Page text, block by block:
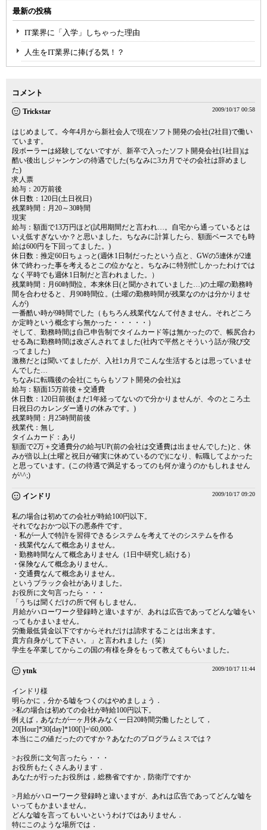
最新の投稿
IT業界に「入学」しちゃった理由
人生をIT業界に捧げる気！？
コメント
Trickstar 2009/10/17 00:58
はじめまして。今年4月から新社会人で現在ソフト開発の会社(2社目)で働い
ています。
段ボーラーは経験してないですが、新卒で入ったソフト開発会社(1社目)は
酷い後出しジャンケンの待遇でした(ちなみに3カ月でその会社は辞めまし
た)
求人票
給与：20万前後
休日数：120日(土日祝日)
残業時間：月20～30時間
現実
給与：額面で13万円ほど(試用期間だと言われ…。自宅から通っているとは
いえ低すぎないか？と思いました。ちなみに計算したら、額面ベースでも時
給は600円を下回ってました。)
休日数：推定60日ちょっと(週休1日制だったという点と、GWの5連休が2連
休で終わった事を考えるとこの位かなと。ちなみに特別忙しかったわけでは
なく平時でも週休1日制だと言われました。）
残業時間：月60時間位。本来休日(と聞かされていました…)の土曜の勤務時
間を合わせると、月90時間位。(土曜の勤務時間が残業なのかは分かりませ
んが)
一番酷い時が9時間でした（もちろん残業代なんて付きません。それどころ
か定時という概念すら無かった・・・・・）
そして、勤務時間は自己申告制でタイムカード等は無かったので、帳尻合わ
せる為に勤務時間は改ざんされてました(社内で平然とそういう話が飛び交
ってました)
激務だとは聞いてましたが、入社1カ月でこんな生活するとは思っていませ
んでした…
ちなみに転職後の会社(こちらもソフト開発の会社)は
給与：額面15万前後＋交通費
休日数：120日前後(まだ1年経ってないので分かりませんが、今のところ土
日祝日のカレンダー通りの休みです。)
残業時間：月25時間前後
残業代：無し
タイムカード：あり
額面で2万＋交通費分の給与UP(前の会社は交通費は出ませんでした)と、休
みが倍以上(土曜と祝日が確実に休めているので)になり、転職してよかった
と思っています。(この待遇で満足するってのも何か違うのかもしれません
が^^;)
インドリ 2009/10/17 09:20
私の場合は初めての会社が時給100円以下。
それでなおかつ以下の悪条件です。
・私が一人で特許を習得できるシステムを考えてそのシステムを作る
・残業代なんて概念ありません。
・勤務時間なんて概念ありません（1日中研究し続ける）
・保険なんて概念ありません。
・交通費なんて概念ありません。
というブラック会社がありました。
お役所に文句言ったら・・・
「うちは聞くだけの所で何もしません。
月給がハローワーク登録時と違いますが、あれは広告であってどんな嘘をい
ってもかまいません。
労働最低賃金以下ですからそれだけは請求することは出来ます。
貴方自身がして下さい。」と言われました（笑）
学生を卒業してからこの国の有様を身をもって教えてもらいました。
ytnk 2009/10/17 11:44
インドリ様
明らかに，分かる嘘をつくのはやめましょう．
>私の場合は初めての会社が時給100円以下。
例えば，あなたが一ヶ月休みなく一日20時間労働したとして，
20[Hour]*30[day]*100[\]=\60,000-
本当にこの値だったのですか？あなたのプログラムミスでは？
>お役所に文句言ったら・・・
お役所もたくさんあります．
あなたが行ったお役所は，総務省ですか，防衛庁ですか
>月給がハローワーク登録時と違いますが、あれは広告であってどんな嘘を
いってもかまいません。
どんな嘘を言ってもいいというわけではありません．
特にこのような場所では．